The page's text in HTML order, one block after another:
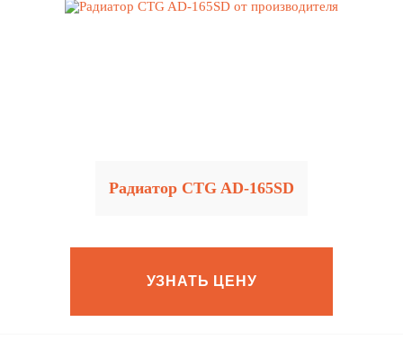
Радиатор CTG AD-165SD
УЗНАТЬ ЦЕНУ